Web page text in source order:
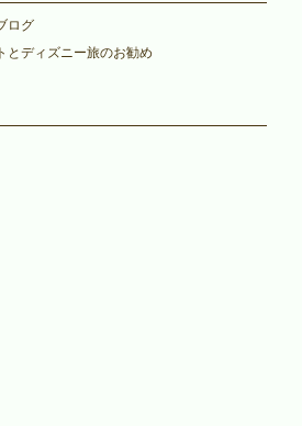
ログ
とディズニー旅のお勧め